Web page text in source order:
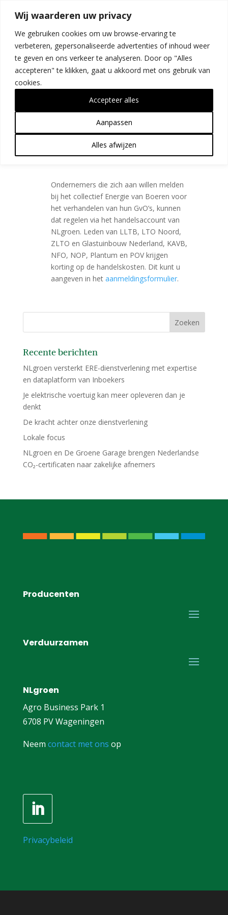
Wij waarderen uw privacy
We gebruiken cookies om uw browse-ervaring te
verbeteren, gepersonaliseerde advertenties of inhoud weer
te geven en ons verkeer te analyseren. Door op "Alles
accepteren" te klikken, gaat u akkoord met ons gebruik van
cookies.
Aanpassen
Alles afwijzen
Accepteer alles
Hoe zit het met Energie
van Boeren?
doorRose Jeronimus|jul 1, 2025
A Hoe zit het met Energie van
Ondernemers die zich aan willen melden
bij het collectief Energie van Boeren voor
het verhandelen van hun GvO’s, kunnen
dat regelen via het handelsaccount van
NLgroen. Leden van LLTB, LTO Noord,
ZLTO en Glastuinbouw Nederland, KAVB,
NFO, NOP, Plantum en POV krijgen
korting op de handelskosten. Dit kunt u
aangeven in het aanmeldingsformulier.
Recente berichten
NLgroen versterkt ERE-dienstverlening met expertise
en dataplatform van Inboekers
Je elektrische voertuig kan meer opleveren dan je
denkt
De kracht achter onze dienstverlening
Lokale focus
NLgroen en De Groene Garage brengen Nederlandse
CO₂-certificaten naar zakelijke afnemers
Producenten
Verduurzamen
NLgroen
Agro Business Park 1
6708 PV Wageningen
Neem contact met ons op
Privacybeleid